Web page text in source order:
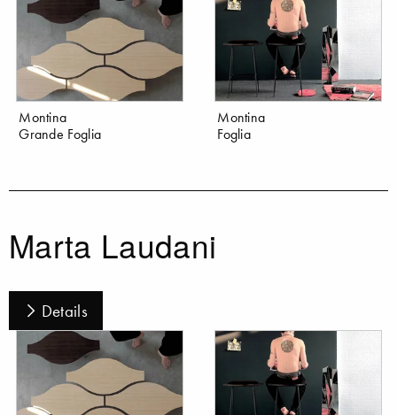
Montina
Grande Foglia
Montina
Foglia
Marta Laudani
Details